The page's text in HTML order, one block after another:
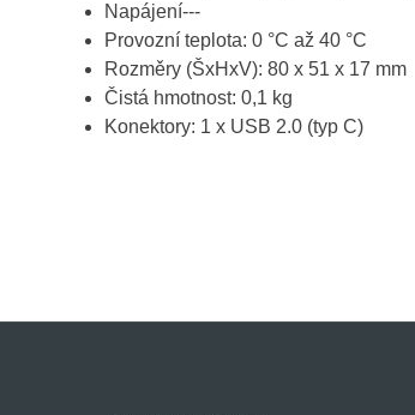
Napájení---
Provozní teplota: 0 °C až 40 °C
Rozměry (ŠxHxV): 80 x 51 x 17 mm
Čistá hmotnost: 0,1 kg
Konektory: 1 x USB 2.0 (typ C)